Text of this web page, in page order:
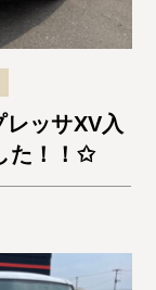
ッサXV入
た！！✩